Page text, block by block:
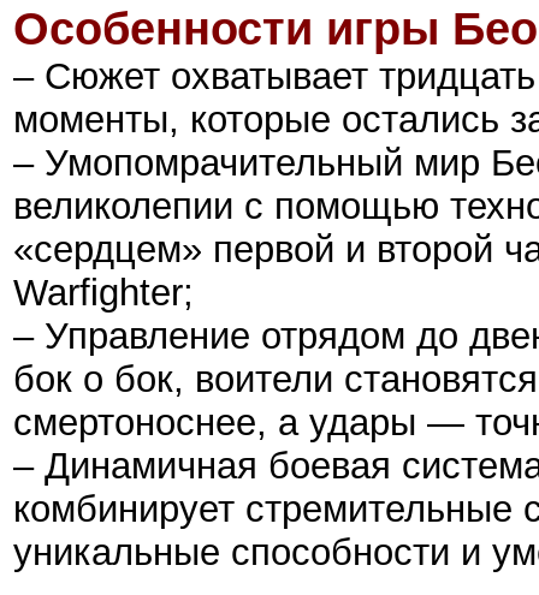
Особенности игры
– Сюжет охватывает
моменты, которые остались
– Умопомрачительный мир
великолепии с помощью
«сердцем» первой и второй
Warfighter;
– Управление отрядом до
бок о бок, воители
смертоноснее, а удары —
– Динамичная боевая
комбинирует стремительные
уникальные способности и